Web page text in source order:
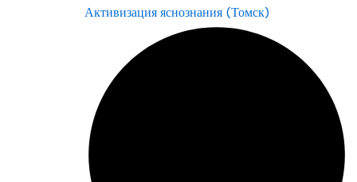
Активизация яснознания (Томск)